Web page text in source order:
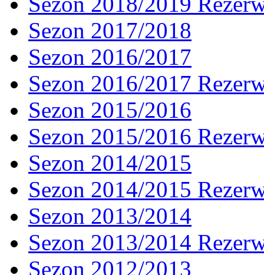
Sezon 2017/2018
Sezon 2016/2017
Sezon 2016/2017
Sezon 2015/2016
Sezon 2015/2016
Sezon 2014/2015
Sezon 2014/2015
Sezon 2013/2014
Sezon 2013/2014
Sezon 2012/2013